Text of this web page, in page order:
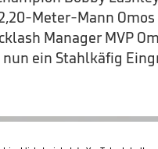
Meter-Mann Omos
Manager MVP
nun ein Stahlkäfig